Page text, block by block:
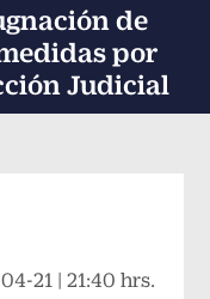
de
por
Judicial
EmailFacebook
mediante Twitter
actual mediante
21 | 21:40 hrs.